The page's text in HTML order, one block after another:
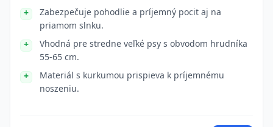
Zabezpečuje pohodlie a príjemný pocit aj na
priamom slnku.
Vhodná pre stredne veľké psy s obvodom hrudníka
55-65 cm.
Materiál s kurkumou prispieva k príjemnému
noszeniu.